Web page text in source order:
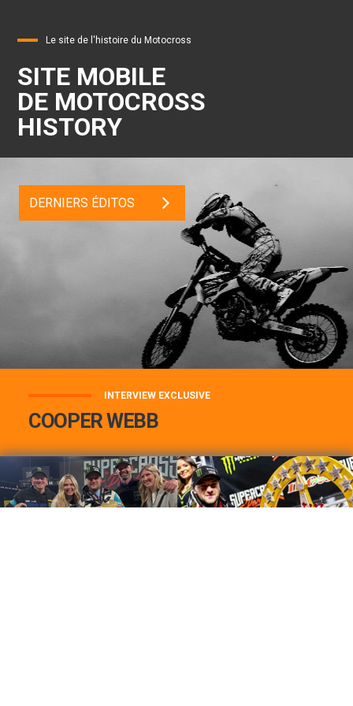
Le site de l'histoire du Motocross
SITE MOBILE
DE MOTOCROSS
HISTORY
DERNIERS ÉDITOS
INTERVIEW EXCLUSIVE
COOPER WEBB